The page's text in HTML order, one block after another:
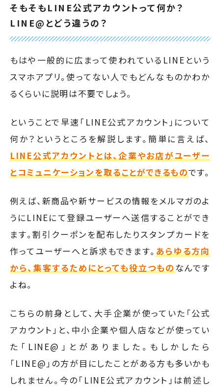
そもそもLINE公式アカウントって何か？
LINE@とどう違うの？
もはや一般的に広まって使われているLINEという
スマホアプリ。使ってない人でもどんなものかわか
るくらいに説明は不要でしょう。
ということで早速「LINE公式アカウント」について
何か？というところを解説します。簡単に言えば、
LINE公式アカウントとは、企業やお店がユーザー
とコミュニケーションを取ることができるものです。
例えば、新商品や新サービスの情報をメルマガのよ
うにLINEにて登録ユーザーへ送信することができ
ます。割引クーポンを配布したりスタンプカードを
作ってユーザーへと訴求もできます。 あらゆる方向
から、集客するためにとっても役立つもの なんです
よね。
こちらの前身として、大手企業が使っていた「公式
アカウント」と、中小企業や個人店などが使ってい
た「LINE@」とがありました。もしかしたら
「LINE@」の方が目にしたことがある方も多いかも
しれません。今の「LINE公式アカウント」は前述し